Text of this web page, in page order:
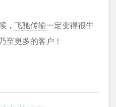
， 飞驰传输一定变得很牛
至更多的客户！